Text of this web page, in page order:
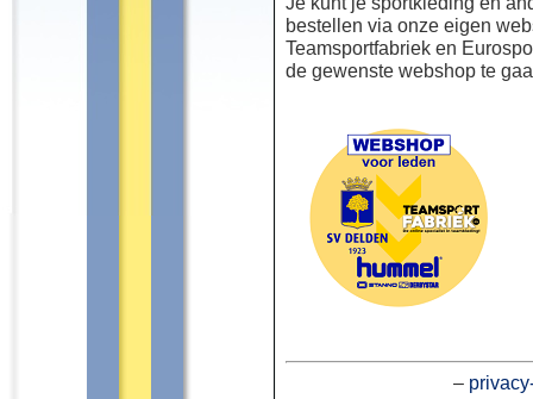
bestellen via onze eigen
Teamsportfabriek en
de gewenste webshop te
–